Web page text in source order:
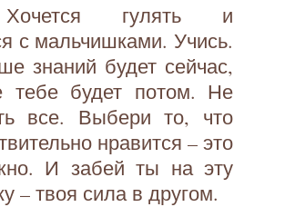
гулять и
с мальчишками. Учись.
знаний будет сейчас,
тебе будет потом. Не
все. Выбери то, что
нравится – это
И забей ты на эту
– твоя сила в другом.